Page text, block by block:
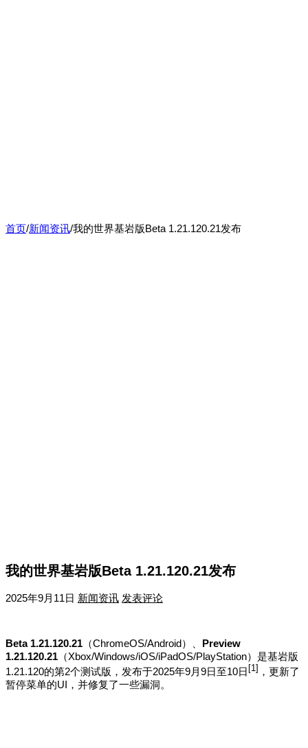
首页/新闻资讯/我的世界基岩版Beta 1.21.120.21发布
我的世界基岩版Beta 1.21.120.21发布
2025年9月11日 新闻资讯 发表评论
Beta 1.21.120.21 （ChromeOS/Android）、 Preview
1.21.120.21 （Xbox/Windows/iOS/iPadOS/PlayStation）是基岩版
1.21.120的第2个测试版，发布于2025年9月9日至10日 [1 ] ，更新了
暂停菜单的UI，并修复了一些漏洞。